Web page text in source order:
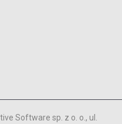
Software sp. z o. o., ul.